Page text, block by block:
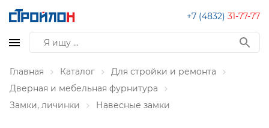
+7 (4832) 31-77-77
Главная Каталог
Для стройки и ремонта
Дверная и мебельная фурнитура
Замки, личинки
Навесные замки